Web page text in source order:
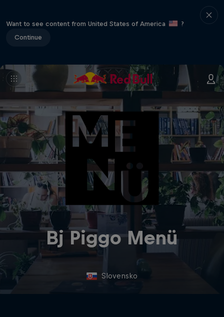
Want to see content from United States of America
?
Continue
Bj Piggo Menü
Slovensko